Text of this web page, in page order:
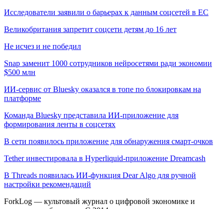
Исследователи заявили о барьерах к данным соцсетей в ЕС
Великобритания запретит соцсети детям до 16 лет
Не исчез и не победил
Snap заменит 1000 сотрудников нейросетями ради экономии
$500 млн
ИИ-сервис от Bluesky оказался в топе по блокировкам на
платформе
Команда Bluesky представила ИИ-приложение для
формирования ленты в соцсетях
В сети появилось приложение для обнаружения смарт-очков
Tether инвестировала в Hyperliquid-приложение Dreamcash
В Threads появилась ИИ-функция Dear Algo для ручной
настройки рекомендаций
ForkLog — культовый журнал о цифровой экономике и